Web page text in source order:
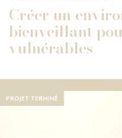
Créer un
bienveillant
vulnérables
PROJET TERMINÉ